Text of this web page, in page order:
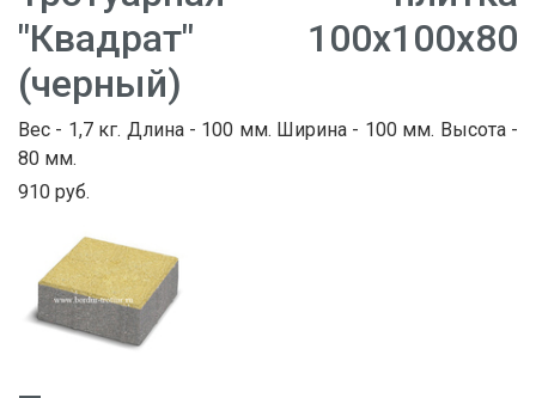
"Квадрат" 100х100х80
(черный)
Вес - 1,7 кг. Длина - 100 мм. Ширина - 100 мм. Высота -
80 мм.
910 руб.